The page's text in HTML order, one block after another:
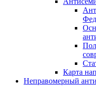
Карта
Неправомерный